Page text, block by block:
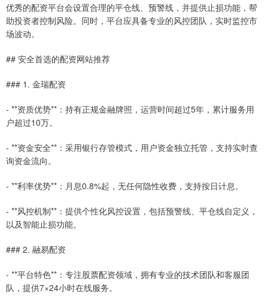
优秀的配资平台会设置合理的平仓线、预警线，并提供止损功能，帮
助投资者控制风险。同时，平台应具备专业的风控团队，实时监控市
场波动。
## 安全首选的配资网站推荐
### 1. 金瑞配资
- **资质优势**：持有正规金融牌照，运营时间超过5年，累计服务用
户超过10万。
- **资金安全**：采用银行存管模式，用户资金独立托管，支持实时查
询资金流向。
- **利率优势**：月息0.8%起，无任何隐性收费，支持按日计息。
- **风控机制**：提供个性化风控设置，包括预警线、平仓线自定义，
以及智能止损功能。
### 2. 融易配资
- **平台特色**：专注股票配资领域，拥有专业的技术团队和客服团
队，提供7×24小时在线服务。